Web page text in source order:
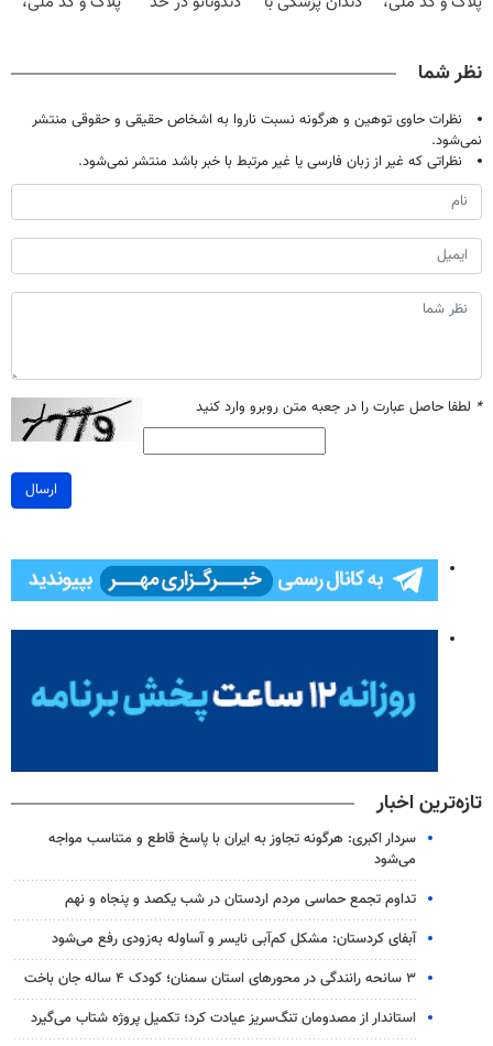
✅
(40%تخفیف)
نظر شما
نظرات حاوی توهین و هرگونه نسبت ناروا به اشخاص حقیقی و حقوقی منتشر
نمی‌شود.
نظراتی که غیر از زبان فارسی یا غیر مرتبط با خبر باشد منتشر نمی‌شود.
* لطفا حاصل عبارت را در جعبه متن روبرو وارد کنید
ارسال
تازه‌ترین اخبار
سردار اکبری: هرگونه تجاوز به ایران با پاسخ قاطع و متناسب مواجه
می‌شود
تداوم تجمع حماسی مردم اردستان در شب یکصد و پنجاه و نهم
آبفای کردستان: مشکل کم‌آبی نایسر و آساوله به‌زودی رفع می‌شود
۳ سانحه رانندگی در محورهای استان سمنان؛ کودک ۴ ساله جان باخت
استاندار از مصدومان تنگ‌سریز عیادت کرد؛ تکمیل پروژه شتاب می‌گیرد